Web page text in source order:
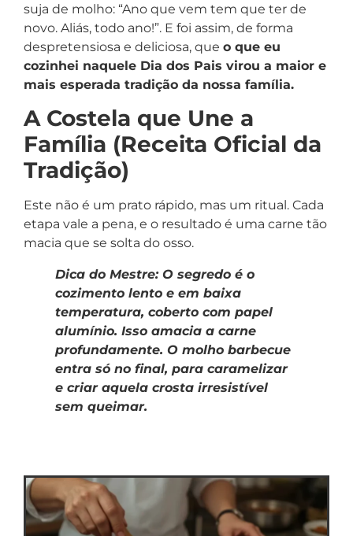
suja de molho: “Ano que vem tem que ter de
novo. Aliás, todo ano!”. E foi assim, de forma
despretensiosa e deliciosa, que o que eu
cozinhei naquele Dia dos Pais virou a maior e
mais esperada tradição da nossa família.
A Costela que Une a
Família (Receita Oficial da
Tradição)
Este não é um prato rápido, mas um ritual. Cada
etapa vale a pena, e o resultado é uma carne tão
macia que se solta do osso.
Dica do Mestre: O segredo é o
cozimento lento e em baixa
temperatura, coberto com papel
alumínio. Isso amacia a carne
profundamente. O molho barbecue
entra só no final, para caramelizar
e criar aquela crosta irresistível
sem queimar.